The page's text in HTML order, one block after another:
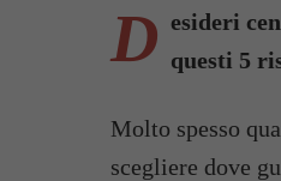
D esideri
questi 5
Molto spesso
scegliere dove